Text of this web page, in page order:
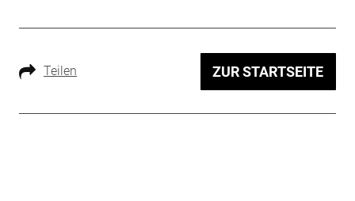
Teilen ZUR STARTSEITE